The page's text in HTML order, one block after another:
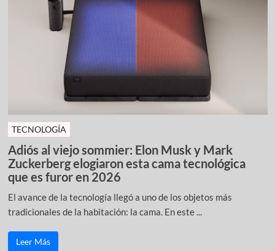
TECNOLOGÍA
Adiós al viejo sommier: Elon Musk y Mark
Zuckerberg elogiaron esta cama tecnológica
que es furor en 2026
El avance de la tecnología llegó a uno de los objetos más
tradicionales de la habitación: la cama. En este ...
Leer Más